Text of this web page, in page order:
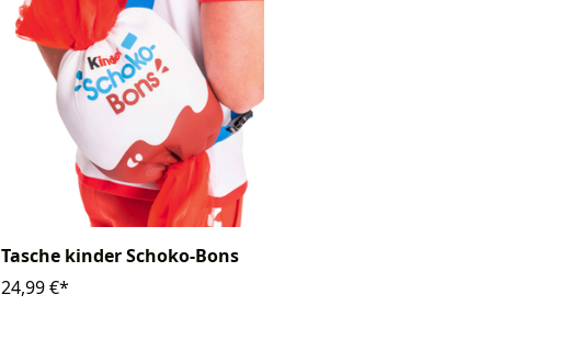
Tasche kinder Schoko-Bons
24,99 €*